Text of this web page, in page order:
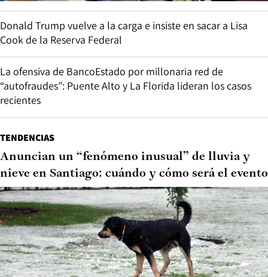
Donald Trump vuelve a la carga e insiste en sacar a Lisa
Cook de la Reserva Federal
La ofensiva de BancoEstado por millonaria red de
“autofraudes”: Puente Alto y La Florida lideran los casos
recientes
TENDENCIAS
Anuncian un “fenómeno inusual” de lluvia y
nieve en Santiago: cuándo y cómo será el evento